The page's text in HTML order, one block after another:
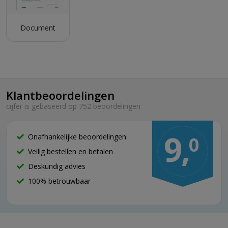
Dankzij de conische inhaakdragers (patent) kunnen de
gereedschap gemonteerd worden.
Document
Klantbeoordelingen
cijfer is gebaseerd op 752 beoordelingen
Onafhankelijke beoordelingen
Veilig bestellen en betalen
Deskundig advies
100% betrouwbaar
9,0